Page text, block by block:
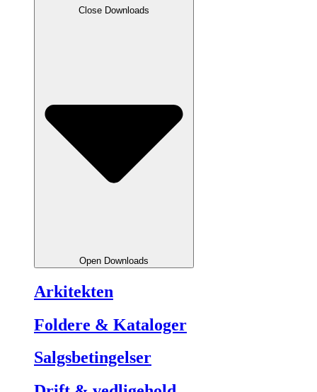
Close Downloads
Open Downloads
Arkitekten
Foldere & Kataloger
Salgsbetingelser